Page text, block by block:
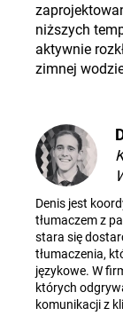
niższych
aktywnie
zimnej
Denis jest
tłumaczem z
stara się
tłumaczenia,
językowe. W
których
komunikacji z